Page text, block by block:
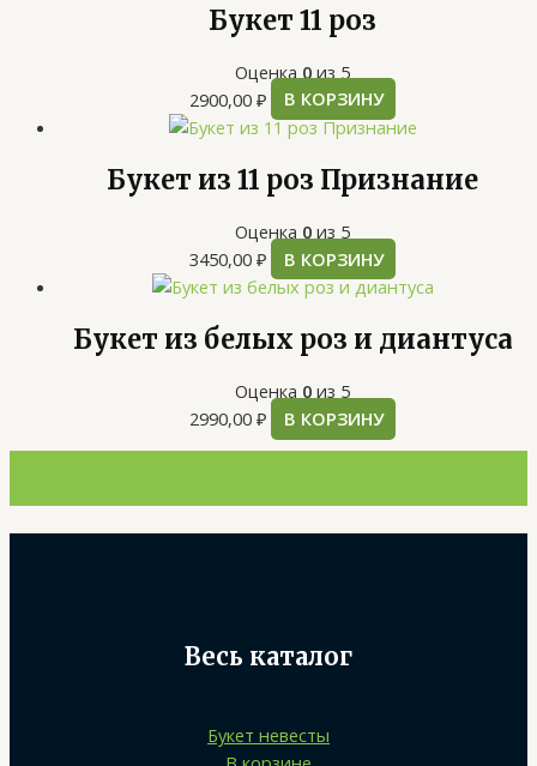
Букет 11 роз
Оценка 0 из 5
2900,00 ₽ В КОРЗИНУ
Букет из 11 роз Признание
Оценка 0 из 5
3450,00 ₽ В КОРЗИНУ
Букет из белых роз и диантуса
Оценка 0 из 5
2990,00 ₽ В КОРЗИНУ
Весь каталог
Букет невесты